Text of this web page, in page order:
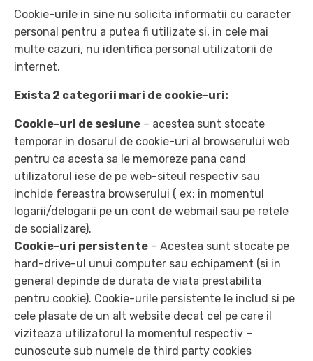
Cookie-urile in sine nu solicita informatii cu caracter
personal pentru a putea fi utilizate si, in cele mai
multe cazuri, nu identifica personal utilizatorii de
internet.
Exista 2 categorii mari de cookie-uri:
Cookie-uri de sesiune – acestea sunt stocate
temporar in dosarul de cookie-uri al browserului web
pentru ca acesta sa le memoreze pana cand
utilizatorul iese de pe web-siteul respectiv sau
inchide fereastra browserului ( ex: in momentul
logarii/delogarii pe un cont de webmail sau pe retele
de socializare).
Cookie-uri persistente – Acestea sunt stocate pe
hard-drive-ul unui computer sau echipament (si in
general depinde de durata de viata prestabilita
pentru cookie). Cookie-urile persistente le includ si pe
cele plasate de un alt website decat cel pe care il
viziteaza utilizatorul la momentul respectiv –
cunoscute sub numele de third party cookies